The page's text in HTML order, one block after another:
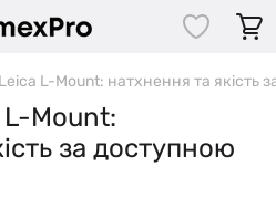
L-Mount: натхнення та якість
L-Mount:
за доступною